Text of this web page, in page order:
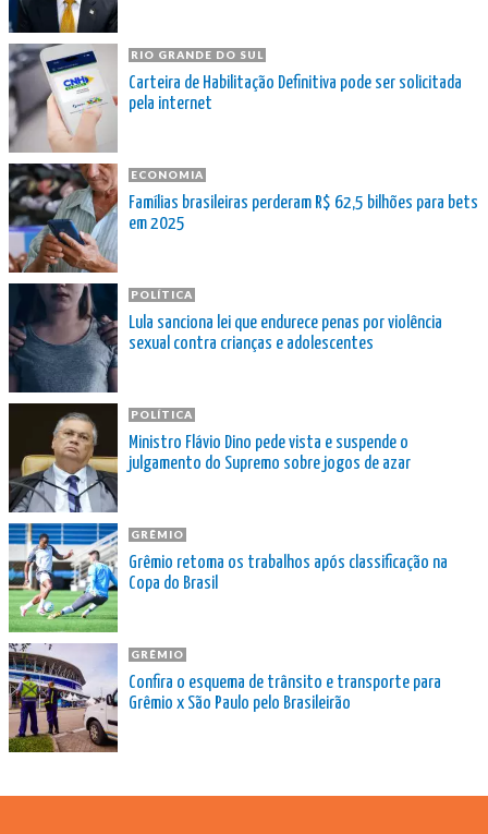
RIO GRANDE DO SUL
Carteira de Habilitação Definitiva pode ser solicitada
pela internet
ECONOMIA
Famílias brasileiras perderam R$ 62,5 bilhões para bets
em 2025
POLÍTICA
Lula sanciona lei que endurece penas por violência
sexual contra crianças e adolescentes
POLÍTICA
Ministro Flávio Dino pede vista e suspende o
julgamento do Supremo sobre jogos de azar
GRÊMIO
Grêmio retoma os trabalhos após classificação na
Copa do Brasil
GRÊMIO
Confira o esquema de trânsito e transporte para
Grêmio x São Paulo pelo Brasileirão